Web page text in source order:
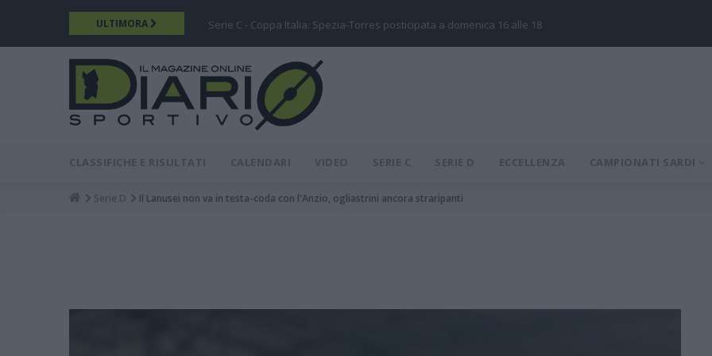
contenuto
ULTIMORA Serie C - Coppa Italia: Spezia-Torres posticipata a domenica 16 alle 18
MAIN
MENU
CLASSIFICHE E RISULTATI CALENDARI VIDEO SERIE C SERIE D ECCELLENZA CAMPIONATI SARDI
Breadcrumb
Serie D Il Lanusei non va in testa-coda con l'Anzio, ogliastrini ancora straripanti